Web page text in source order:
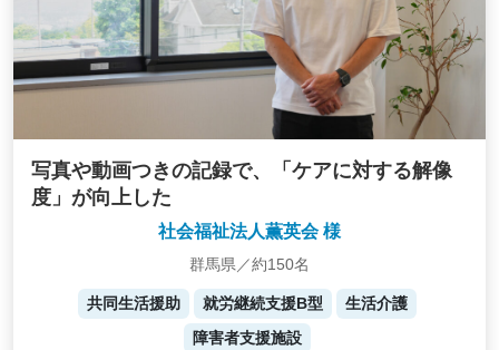
写真や動画つきの記録で、「ケアに対する解像
度」が向上した
社会福祉法人薫英会 様
群馬県／約150名
共同生活援助 就労継続支援B型
生活介護
障害者支援施設